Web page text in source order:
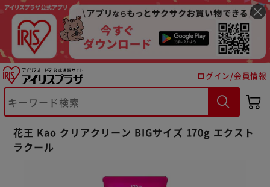
ログイン/会員情報
花王 Kao クリアクリーン BIGサイズ 170g エクスト
ラクール
※ご確認ください
カートに入れる